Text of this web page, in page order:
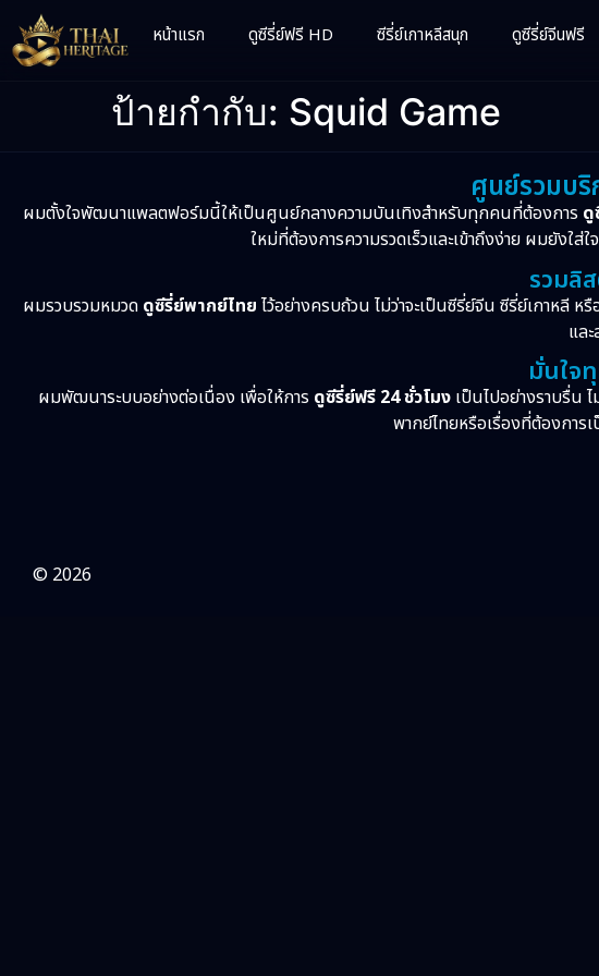
หน้าแรก ดูซีรี่ย์ฟรี HD ซีรี่ย์เกาหลีสนุก ดูซีรี่ย์จีนฟรี
ป้ายกำกับ: Squid Game
ศูนย์รวมบ
ผมตั้งใจพัฒนาแพลตฟอร์มนี้ให้เป็นศูนย์กลางความบันเทิงสำหรับทุกคนที่ต้องการ ดู
ใหม่ที่ต้องการความรวดเร็วและเข้าถึงง่าย ผมยัง
รวมลิ
ผมรวบรวมหมวด ดูซีรี่ย์พากย์ไทย ไว้อย่างครบถ้วน ไม่ว่าจะเป็นซีรี่ย์จีน ซีรี่ย์เกาหลี
แล
มั่นใจ
ผมพัฒนาระบบอย่างต่อเนื่อง เพื่อให้การ ดูซีรี่ย์ฟรี 24 ชั่วโมงเป็นไปอย่างราบรื่น
พากย์ไทยหรือเรื่องที่ต้องการ
© 2026